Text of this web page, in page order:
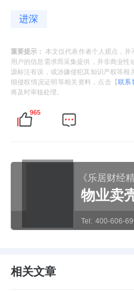
进深
重要提示： 本文仅代表作者个人观点，并
用户的信息需求而采集提供，并非商业
源标注有误，或涉嫌侵犯其知识产权等相
细侵权情况证明等相关资料，点击【联系
将及时审核处理。
965
《乐居财经
物业卖
Tel: 400-606-
相关文章